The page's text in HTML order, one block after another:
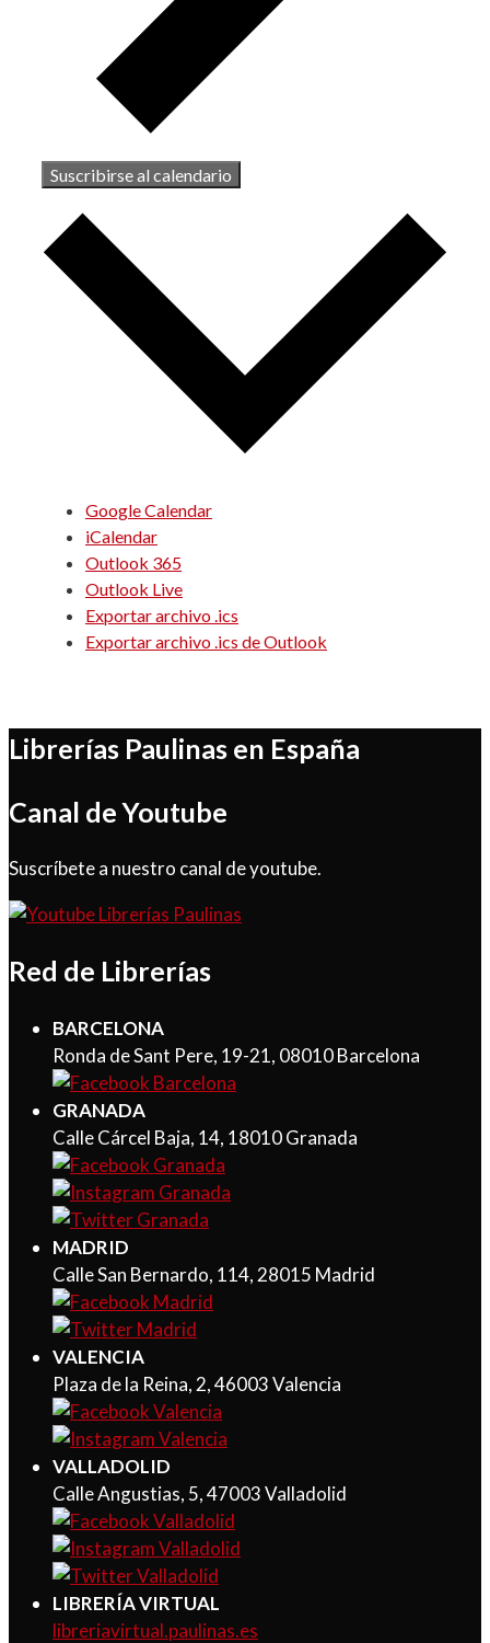
Suscribirse al calendario
Google Calendar
iCalendar
Outlook 365
Outlook Live
Exportar archivo .ics
Exportar archivo .ics de Outlook
Librerías Paulinas en España
Canal de Youtube
Suscríbete a nuestro canal de youtube.
Red de Librerías
BARCELONA
Ronda de Sant Pere, 19-21, 08010 Barcelona
GRANADA
Calle Cárcel Baja, 14, 18010 Granada
MADRID
Calle San Bernardo, 114, 28015 Madrid
VALENCIA
Plaza de la Reina, 2, 46003 Valencia
VALLADOLID
Calle Angustias, 5, 47003 Valladolid
LIBRERÍA VIRTUAL
libreriavirtual.paulinas.es